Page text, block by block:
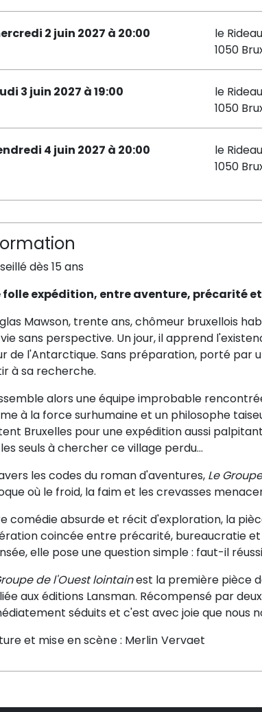
2 juin 2027 à 20:00
le Rideau
1050
3 juin 2027 à 19:00
le Rideau
1050
4 juin 2027 à 20:00
le Rideau
1050
dès 15 ans
folle expédition, entre aventure, précarité
Mawson, trente ans, chômeur bruxellois
sans perspective. Un jour, il apprend
de l'Antarctique. Sans préparation, porté par
à sa recherche.
alors une équipe improbable
à la force surhumaine et un philosophe
Bruxelles pour une expédition aussi
seuls à chercher ce village perdu...
les codes du roman d'aventures, Le
où le froid, la faim et les crevasses
comédie absurde et récit d'exploration, la
coincée entre précarité, bureaucratie
elle pose une question simple : faut-il
de l'Ouest lointainest la première pièce
aux éditions Lansman. Récompensé par
séduits et c'est avec joie que nous
et mise en scène : Merlin Vervaet